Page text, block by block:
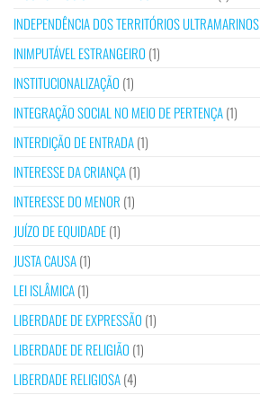
INDEPENDÊNCIA DOS TERRITÓRIOS ULTRAMARINOS
INIMPUTÁVEL ESTRANGEIRO (1)
INSTITUCIONALIZAÇÃO (1)
INTEGRAÇÃO SOCIAL NO MEIO DE PERTENÇA(1)
INTERDIÇÃO DE ENTRADA(1)
INTERESSE DA CRIANÇA(1)
INTERESSE DO MENOR (1)
JUÍZO DE EQUIDADE(1)
JUSTA CAUSA(1)
LEI ISLÂMICA(1)
LIBERDADE DE EXPRESSÃO (1)
LIBERDADE DE RELIGIÃO (1)
LIBERDADE RELIGIOSA(4)